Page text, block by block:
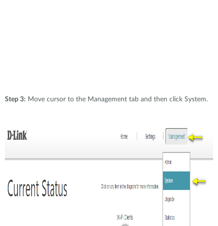
Step 3: Move cursor to the Management tab and then click System.